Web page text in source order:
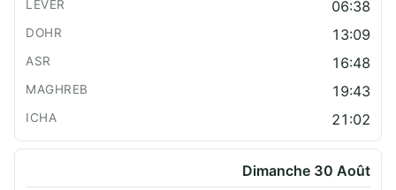
06:38
13:09
16:48
19:43
21:02
Dimanche 30 Août